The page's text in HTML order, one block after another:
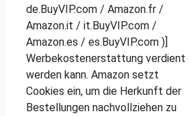
de.BuyVIP.com / Amazon.fr /
Amazon.it / it.BuyVIP.com /
Amazon.es / es.BuyVIP.com )]
Werbekostenerstattung verdient
werden kann. Amazon setzt
Cookies ein, um die Herkunft der
Bestellungen nachvollziehen zu